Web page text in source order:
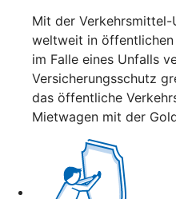
Mit der
weltweit in
im Falle eines Unfalls
Versicherungsschutz
das öffentliche
Mietwagen mit der